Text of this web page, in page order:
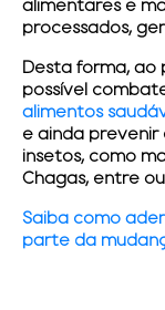
alimentares e
processados,
Desta forma, ao
possível
alimentos
e ainda prevenir
insetos, como
Chagas, entre
Saiba como
parte da